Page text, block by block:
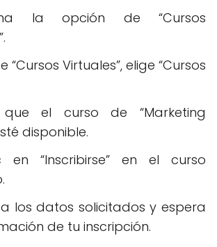
la opción de “Cursos
“Cursos Virtuales”, elige “Cursos
que el curso de “Marketing
disponible.
en “Inscribirse” en el curso
los datos solicitados y espera
de tu inscripción.